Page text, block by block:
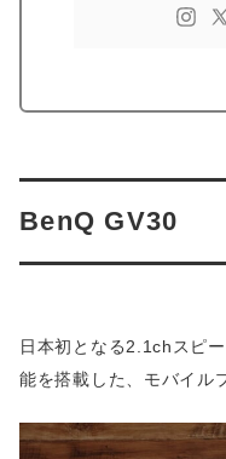
BenQ GV30
日本初となる2.1chスピ
能を搭載した、モバイル